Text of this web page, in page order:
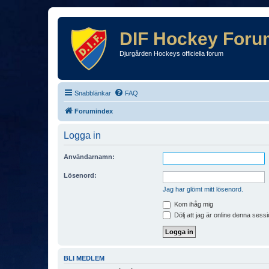
DIF Hockey
Djurgården Hockeys officiella forum
Snabblänkar FAQ
Forumindex
Logga in
Användarnamn:
Lösenord:
Jag har glömt mitt lösenord.
Kom ihåg mig
Dölj att jag är online denna
BLI MEDLEM